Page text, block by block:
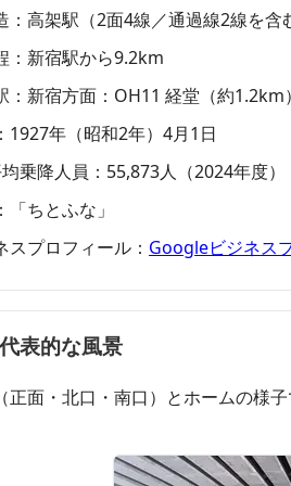
：高架駅（2面4線／通過線2線を含
：新宿駅から9.2km
：新宿方面：OH11 経堂（約1.2km
1927年（昭和2年）4月1日
乗降人員：55,873人（2024年度）
「ちとふな」
スプロフィール： Googleビジネス
表的な風景
正面・北口・南口）とホームの様